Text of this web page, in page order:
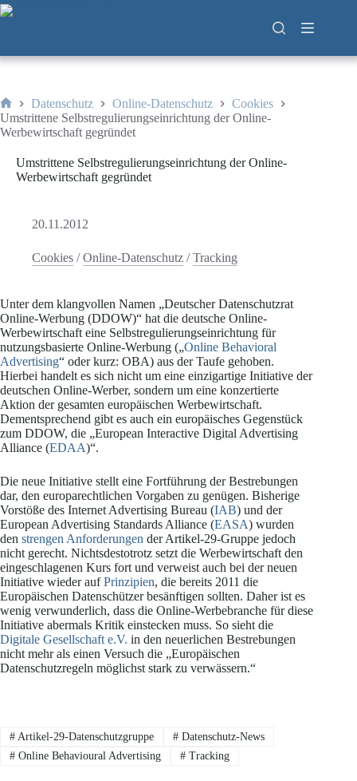
Zum
Inhalt
Start
Datenschutz Online-Datenschutz
Cookies
Umstrittene Selbstregulierungseinrichtung der Online-
Werbewirtschaft gegründet
Umstrittene Selbstregulierungseinrichtung der Online-
Werbewirtschaft gegründet
20.11.2012
Cookies /Online-Datenschutz /Tracking
Unter dem klangvollen Namen „Deutscher Datenschutzrat
Online-Werbung (DDOW)“ hat die deutsche Online-
Werbewirtschaft eine Selbstregulierungseinrichtung für
nutzungsbasierte Online-Werbung („Online Behavioral
Advertising“ oder kurz: OBA) aus der Taufe gehoben.
Hierbei handelt es sich nicht um eine einzigartige Initiative der
deutschen Online-Werber, sondern um eine konzertierte
Aktion der gesamten europäischen Werbewirtschaft.
Dementsprechend gibt es auch ein europäisches Gegenstück
zum DDOW, die „European Interactive Digital Advertising
Alliance (EDAA)“.
Die neue Initiative stellt eine Fortführung der Bestrebungen
dar, den europarechtlichen Vorgaben zu genügen. Bisherige
Vorstöße des Internet Advertising Bureau (IAB) und der
European Advertising Standards Alliance (EASA) wurden
den strengen Anforderungen der Artikel-29-Gruppe jedoch
nicht gerecht. Nichtsdestotrotz setzt die Werbewirtschaft den
eingeschlagenen Kurs fort und verweist auch bei der neuen
Initiative wieder aufPrinzipien, die bereits 2011 die
Europäischen Datenschützer besänftigen sollten. Daher ist es
wenig verwunderlich, dass die Online-Werbebranche für diese
Initiative abermals Kritik einstecken muss. So sieht die
Digitale Gesellschaft e.V. in den neuerlichen Bestrebungen
nicht mehr als einen Versuch die „Europäischen
Datenschutzregeln möglichst stark zu verwässern.“
#Artikel-29-Datenschutzgruppe #Datenschutz-News
#Online Behavioural Advertising #Tracking